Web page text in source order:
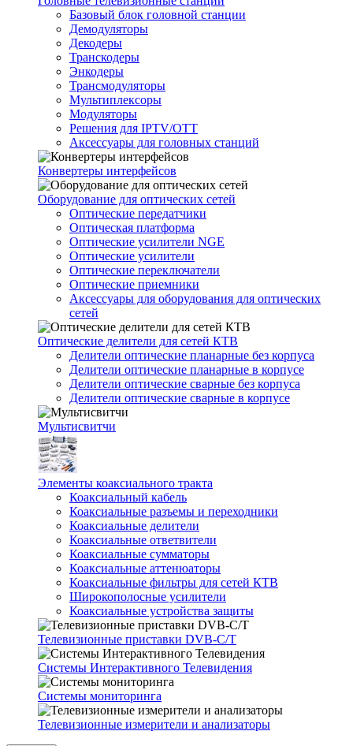
Базовый блок головной станции
Демодуляторы
Декодеры
Транскодеры
Энкодеры
Трансмодуляторы
Мультиплексоры
Модуляторы
Решения для IPTV/OTT
Аксессуары для головных станций
Конвертеры интерфейсов
Оборудование для оптических сетей
Оптические передатчики
Оптическая платформа
Оптические усилители NGE
Оптические усилители
Оптические переключатели
Оптические приемники
Аксессуары для оборудования для оптических
сетей
Оптические делители для сетей КТВ
Делители оптические планарные без корпуса
Делители оптические планарные в корпусе
Делители оптические сварные без корпуса
Делители оптические сварные в корпусе
Мультисвитчи
Элементы коаксиального тракта
Коаксиальный кабель
Коаксиальные разъемы и переходники
Коаксиальные делители
Коаксиальные ответвители
Коаксиальные сумматоры
Коаксиальные аттенюаторы
Коаксиальные фильтры для сетей КТВ
Широкополосные усилители
Коаксиальные устройства защиты
Телевизионные приставки DVB-C/T
Системы Интерактивного Телевидения
Системы мониторинга
Телевизионные измерители и анализаторы